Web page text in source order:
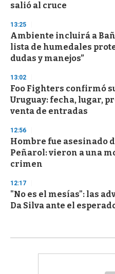
salió al cruce
13:25
Ambiente incluirá a
lista de humedales
dudas y manejos”
13:02
Foo Fighters confirmó
Uruguay: fecha, lugar,
venta de entradas
12:56
Hombre fue asesinado
Peñarol: vieron a una
crimen
12:17
"No es el mesías": las
Da Silva ante el